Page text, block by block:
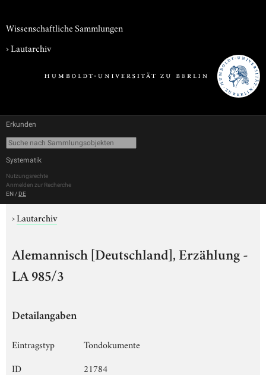
Wissenschaftliche Sammlungen
›Lautarchiv
Erkunden
Systematik
Nutzungsrechte
Anmelden zur Recherche
EN / DE
›Lautarchiv
Alemannisch [Deutschland], Erzählung -
LA 985/3
Detailangaben
Eintragstyp
Tondokumente
ID
21784